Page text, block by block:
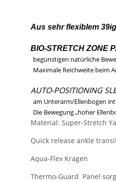
Aus sehr flexiblem
BIO-STRETCH ZONE
begünstigen natürliche
Maximale Reichweite beim
AUTO-POSITIONING
am Unterarm/Ellenbogen
Die Bewegung „hoher
Material: Super-Stretch
Quick release ankle
Aqua-Flex Kragen
Thermo-Guard Panel